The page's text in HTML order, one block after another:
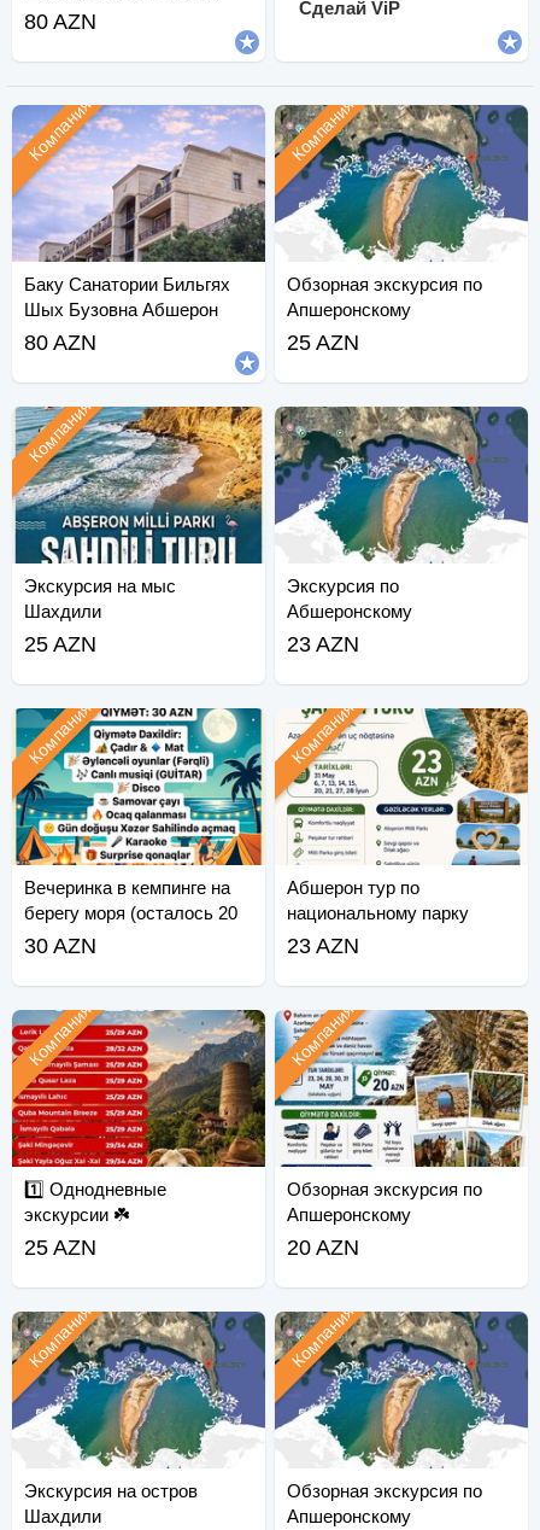
80 AZN
Сделай ViP
Баку Санатории Бильгях
Шых Бузовна Абшерон
Компания
80 AZN
Обзорная экскурсия по
Апшеронскому
национальному парку
Компания
25 AZN
Экскурсия на мыс
Шахдили
Компания
25 AZN
Экскурсия по
Абшеронскому
национальному парку
23 AZN
Вечеринка в кемпинге на
берегу моря (осталось 20
мест)
Компания
30 AZN
Абшерон тур по
национальному парку
Шахдили (1 день)
Компания
23 AZN
1️⃣ Однодневные
экскурсии ☘️
Компания
25 AZN
Обзорная экскурсия по
Апшеронскому
национальному парку
Компания
20 AZN
Экскурсия на остров
Шахдили
Компания
Обзорная экскурсия по
Апшеронскому
Компания